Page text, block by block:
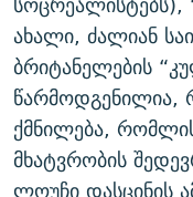
ახალი, ძალიან
ბრიტანელების
წარმოდგენილია,
ქმნილება,
მხატვრობის